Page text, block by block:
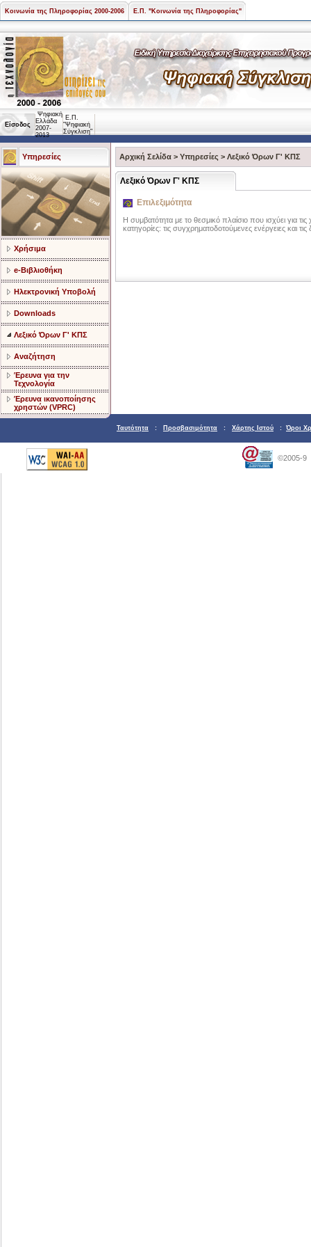
Κοινωνία της Πληροφορίας 2000-2006 Ε.Π. "Κοινωνία της Πληροφορίας"
Είσοδος
Ψηφιακή
Ελλάδα
2007-
2013
Ε.Π.
"Ψηφιακή
Σύγκλιση"
Υπηρεσίες
Χρήσιμα
e-Βιβλιοθήκη
Ηλεκτρονική Υποβολή
Downloads
Λεξικό Όρων Γ' ΚΠΣ
Αναζήτηση
Έρευνα για την
Τεχνολογία
Έρευνα ικανοποίησης
χρηστών (VPRC)
Αρχική Σελίδα > Υπηρεσίες > Λεξικό Όρων Γ' ΚΠΣ
Λεξικό Όρων Γ' ΚΠΣ
Επιλεξιμότητα
Η συμβατότητα με το θεσμικό πλαίσιο που ισχύει για
κατηγορίες: τις συγχρηματοδοτούμενες ενέργειες και
Ταυτότητα : Προσβασιμότητα : Χάρτης Ιστού : Όροι
©2005-9